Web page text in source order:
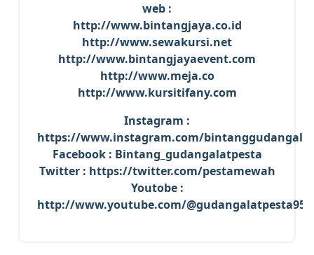
web :
http://www.bintangjaya.co.id
http://www.sewakursi.net
http://www.bintangjayaevent.com
http://www.meja.co
http://www.kursitifany.com
Instagram :
https://www.instagram.com/
Facebook : Bintang_gudangalatpesta
Twitter : https://twitter.com/pestamewah
Youtobe :
http://www.youtube.com/